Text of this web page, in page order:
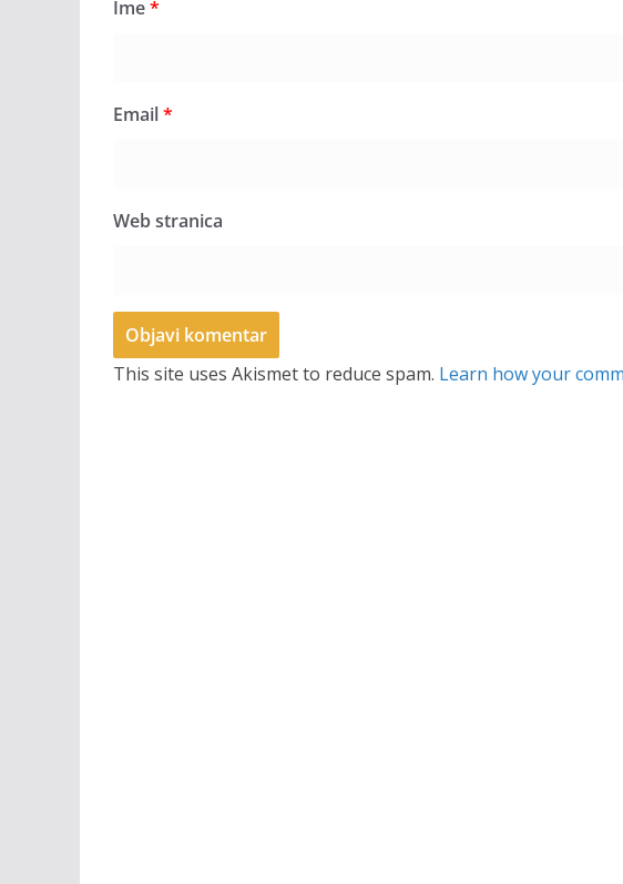
Ime*
Email*
Web stranica
This site uses Akismet to reduce spam. Learn how your